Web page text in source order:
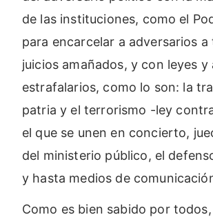
de las instituciones, como el
para encarcelar a adversarios a
juicios amañados, y con leyes
estrafalarios, como lo son: la
patria y el terrorismo -ley
el que se unen en concierto,
del ministerio público, el
y hasta medios de
Como es bien sabido por todos,